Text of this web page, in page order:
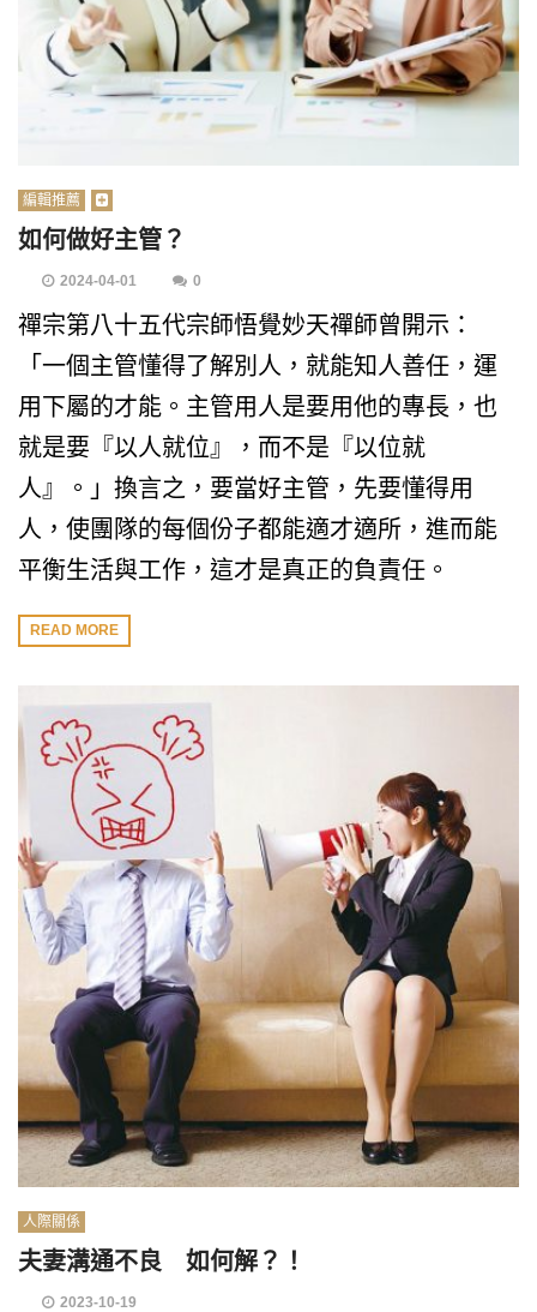
編輯推薦
如何做好主管？
2024-04-01 0
禪宗第八十五代宗師悟覺妙天禪師曾開示：
「一個主管懂得了解別人，就能知人善任，運
用下屬的才能。主管用人是要用他的專長，也
就是要『以人就位』，而不是『以位就
人』。」換言之，要當好主管，先要懂得用
人，使團隊的每個份子都能適才適所，進而能
平衡生活與工作，這才是真正的負責任。
READ MORE
人際關係
夫妻溝通不良 如何解？！
2023-10-19